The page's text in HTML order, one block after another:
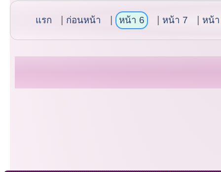
แรก ก่อนหน้า หน้า 6 หน้า 7 หน้